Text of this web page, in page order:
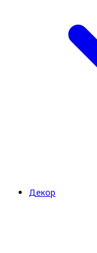
Декор